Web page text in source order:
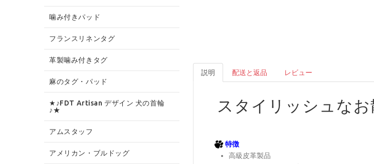
説明 配送と返品 レビュー
スタイリッシュな
特徴
高級皮革製品
噛み付きパッド
フランスリネンタグ
革製噛み付きタグ
麻のタグ・パッド
★♪FDT Artisan デザイン 犬の首輪
♪★
アムスタッフ
アメリカン・ブルドッグ